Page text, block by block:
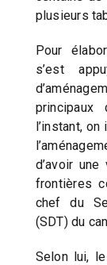
plusieurs
Pour
s’est
l’instant,
d’avoir
frontières
chef du
(SDT) du
Selon lui,